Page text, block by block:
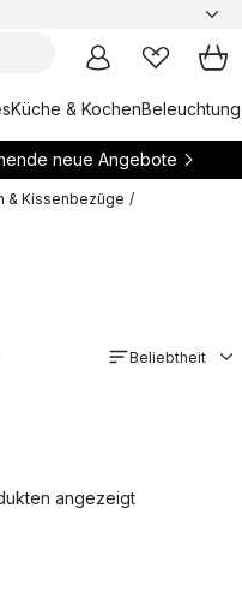
Küche & KochenBeleuchtung
neue Angebote
& Kissenbezüge /
Beliebtheit
angezeigt